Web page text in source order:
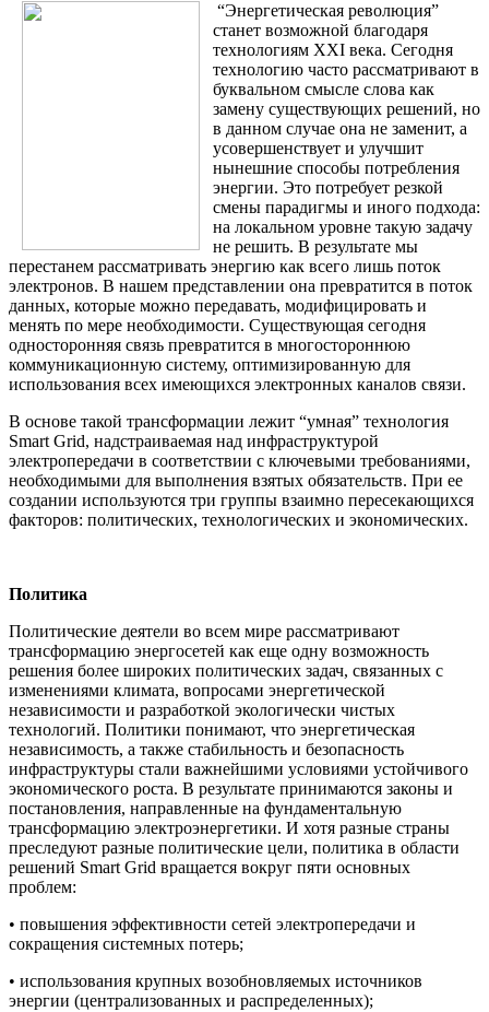
“Энергетическая революция”
станет возможной благодаря
технологиям XXI века. Сегодня
технологию часто рассматривают в
буквальном смысле слова как
замену существующих решений, но
в данном случае она не заменит, а
усовершенствует и улучшит
нынешние способы потребления
энергии. Это потребует резкой
смены парадигмы и иного подхода:
на локальном уровне такую задачу
не решить. В результате мы
перестанем рассматривать энергию как всего лишь поток
электронов. В нашем представлении она превратится в поток
данных, которые можно передавать, модифицировать и
менять по мере необходимости. Существующая сегодня
односторонняя связь превратится в многостороннюю
коммуникационную систему, оптимизированную для
использования всех имеющихся электронных каналов связи.
В основе такой трансформации лежит “умная” технология
Smart Grid, надстраиваемая над инфраструктурой
электропередачи в соответствии с ключевыми требованиями,
необходимыми для выполнения взятых обязательств. При ее
создании используются три группы взаимно пересекающихся
факторов: политических, технологических и экономических.
Политика
Политические деятели во всем мире рассматривают
трансформацию энергосетей как еще одну возможность
решения более широких политических задач, связанных с
изменениями климата, вопросами энергетической
независимости и разработкой экологически чистых
технологий. Политики понимают, что энергетическая
независимость, а также стабильность и безопасность
инфраструктуры стали важнейшими условиями устойчивого
экономического роста. В результате принимаются законы и
постановления, направленные на фундаментальную
трансформацию электроэнергетики. И хотя разные страны
преследуют разные политические цели, политика в области
решений Smart Grid вращается вокруг пяти основных
проблем:
• повышения эффективности сетей электропередачи и
сокращения системных потерь;
• использования крупных возобновляемых источников
энергии (централизованных и распределенных);